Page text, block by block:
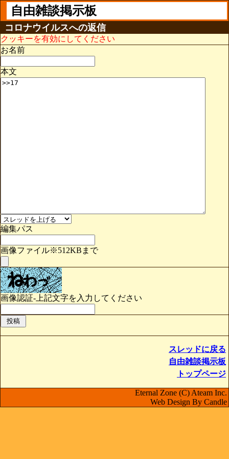
自由雑談掲示板
コロナウイルスへの返信
クッキーを有効にしてください
お名前
本文
編集パス
画像ファイル※512KBまで
画像認証-上記文字を入力してください
スレッドに戻る
自由雑談掲示板
トップページ
Eternal Zone (C) Ateam Inc.
Web Design By Candle